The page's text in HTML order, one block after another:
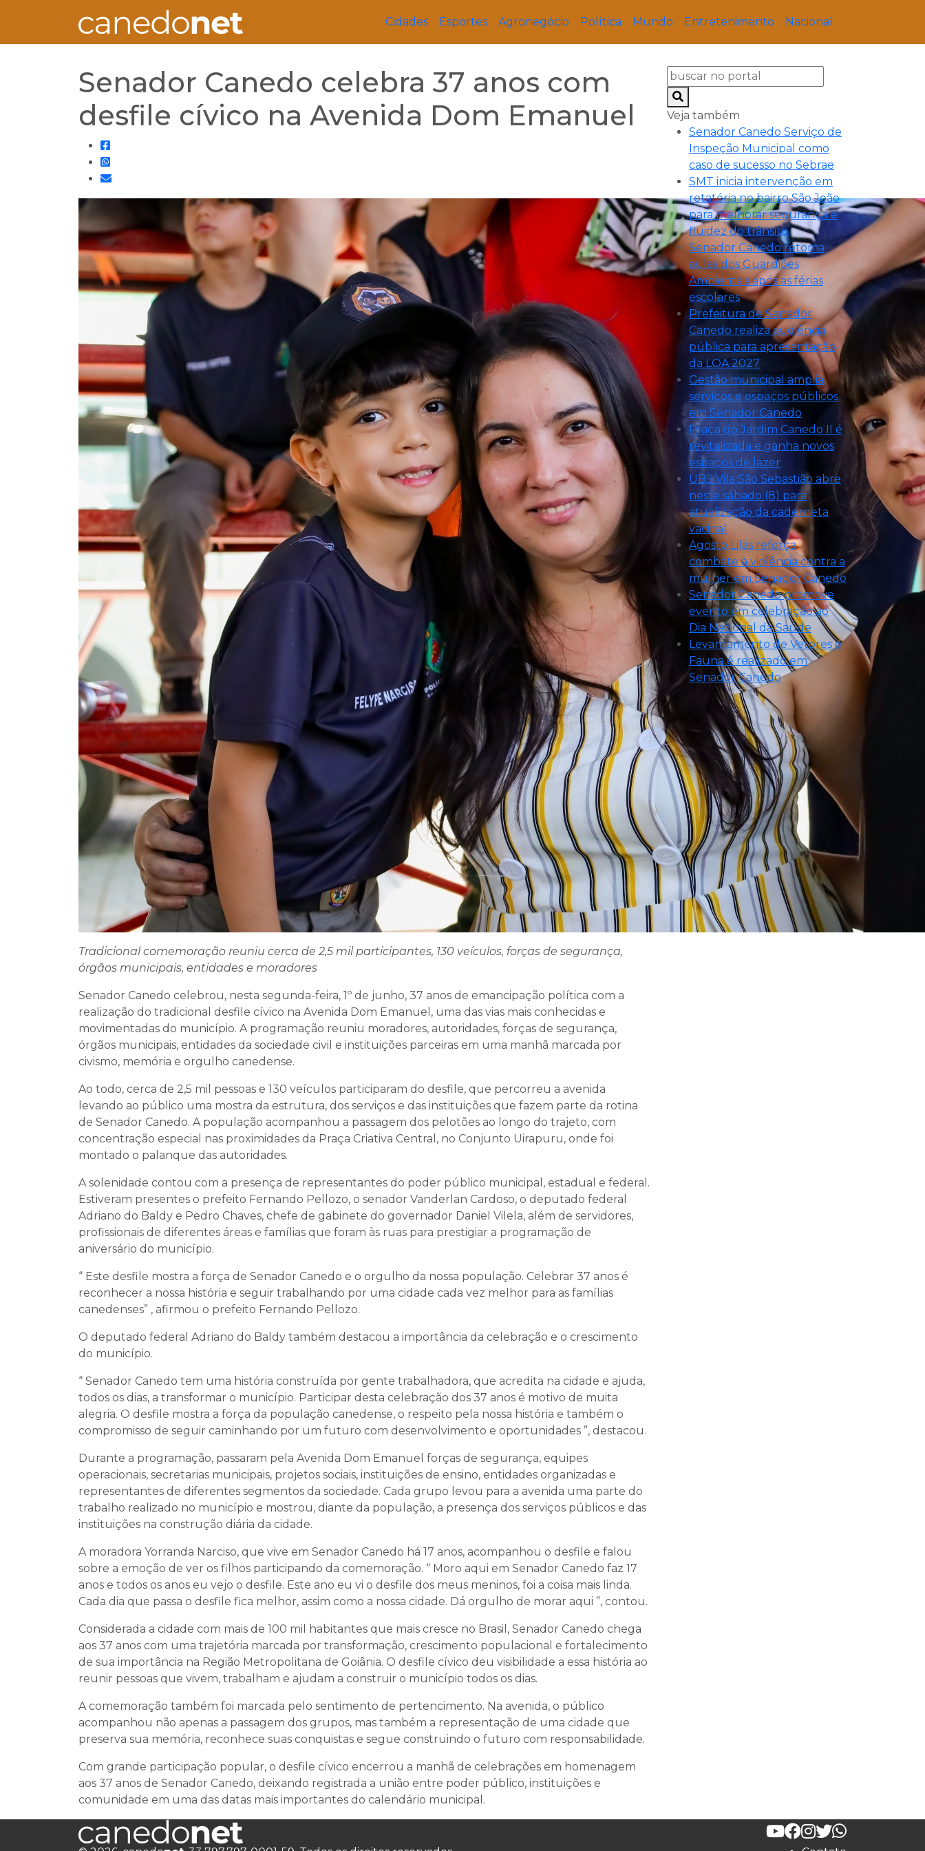
Cidades Esportes Agronegócio Política Mundo Entretenimento Nacional
Senador Canedo celebra 37 anos com
desfile cívico na Avenida Dom Emanuel
Tradicional comemoração reuniu cerca de 2,5 mil participantes, 130 veículos, forças de segurança,
órgãos municipais, entidades e moradores
Senador Canedo celebrou, nesta segunda-feira, 1º de junho, 37 anos de emancipação política com a
realização do tradicional desfile cívico na Avenida Dom Emanuel, uma das vias mais conhecidas e
movimentadas do município. A programação reuniu moradores, autoridades, forças de segurança,
órgãos municipais, entidades da sociedade civil e instituições parceiras em uma manhã marcada por
civismo, memória e orgulho canedense.
Ao todo, cerca de 2,5 mil pessoas e 130 veículos participaram do desfile, que percorreu a avenida
levando ao público uma mostra da estrutura, dos serviços e das instituições que fazem parte da rotina
de Senador Canedo. A população acompanhou a passagem dos pelotões ao longo do trajeto, com
concentração especial nas proximidades da Praça Criativa Central, no Conjunto Uirapuru, onde foi
montado o palanque das autoridades.
A solenidade contou com a presença de representantes do poder público municipal, estadual e federal.
Estiveram presentes o prefeito Fernando Pellozo, o senador Vanderlan Cardoso, o deputado federal
Adriano do Baldy e Pedro Chaves, chefe de gabinete do governador Daniel Vilela, além de servidores,
profissionais de diferentes áreas e famílias que foram às ruas para prestigiar a programação de
aniversário do município.
“ Este desfile mostra a força de Senador Canedo e o orgulho da nossa população. Celebrar 37 anos é
reconhecer a nossa história e seguir trabalhando por uma cidade cada vez melhor para as famílias
canedenses” , afirmou o prefeito Fernando Pellozo.
O deputado federal Adriano do Baldy também destacou a importância da celebração e o crescimento
do município.
“ Senador Canedo tem uma história construída por gente trabalhadora, que acredita na cidade e ajuda,
todos os dias, a transformar o município. Participar desta celebração dos 37 anos é motivo de muita
alegria. O desfile mostra a força da população canedense, o respeito pela nossa história e também o
compromisso de seguir caminhando por um futuro com desenvolvimento e oportunidades ”, destacou.
Durante a programação, passaram pela Avenida Dom Emanuel forças de segurança, equipes
operacionais, secretarias municipais, projetos sociais, instituições de ensino, entidades organizadas e
representantes de diferentes segmentos da sociedade. Cada grupo levou para a avenida uma parte do
trabalho realizado no município e mostrou, diante da população, a presença dos serviços públicos e das
instituições na construção diária da cidade.
A moradora Yorranda Narciso, que vive em Senador Canedo há 17 anos, acompanhou o desfile e falou
sobre a emoção de ver os filhos participando da comemoração. “ Moro aqui em Senador Canedo faz 17
anos e todos os anos eu vejo o desfile. Este ano eu vi o desfile dos meus meninos, foi a coisa mais linda.
Cada dia que passa o desfile fica melhor, assim como a nossa cidade. Dá orgulho de morar aqui ”, contou.
Considerada a cidade com mais de 100 mil habitantes que mais cresce no Brasil, Senador Canedo chega
aos 37 anos com uma trajetória marcada por transformação, crescimento populacional e fortalecimento
de sua importância na Região Metropolitana de Goiânia. O desfile cívico deu visibilidade a essa história ao
reunir pessoas que vivem, trabalham e ajudam a construir o município todos os dias.
A comemoração também foi marcada pelo sentimento de pertencimento. Na avenida, o público
acompanhou não apenas a passagem dos grupos, mas também a representação de uma cidade que
preserva sua memória, reconhece suas conquistas e segue construindo o futuro com responsabilidade.
Com grande participação popular, o desfile cívico encerrou a manhã de celebrações em homenagem
aos 37 anos de Senador Canedo, deixando registrada a união entre poder público, instituições e
comunidade em uma das datas mais importantes do calendário municipal.
Veja também
Senador Canedo Serviço de
Inspeção Municipal como
caso de sucesso no Sebrae
SMT inicia intervenção em
rotatória no bairro São João
para melhorar segurança e
fluidez do trânsito
Senador Canedo retoma
aulas dos Guardiões
Ambientais após as férias
escolares
Prefeitura de Senador
Canedo realiza audiência
pública para apresentação
da LOA 2027
Gestão municipal amplia
serviços e espaços públicos
em Senador Canedo
Praça do Jardim Canedo II é
revitalizada e ganha novos
espaços de lazer
UBS Vila São Sebastião abre
neste sábado (8) para
atualização da caderneta
vacinal
Agosto Lilás reforça
combate à violência contra a
mulher em Senador Canedo
Senador Canedo promove
evento em celebração ao
Dia Nacional da Saúde
Levantamento de Vetores e
Fauna é realizado em
Senador Canedo